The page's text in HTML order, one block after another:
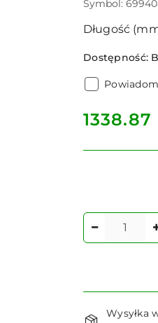
Symbol:
Długość
Dostępność:
cena:
1338.87
Ilość
Wysyłka